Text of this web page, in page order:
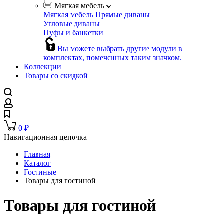
Мягкая мебель
Мягкая мебель Прямые диваны
Угловые диваны
Пуфы и банкетки
Вы можете выбрать другие модули в
комплектах, помеченных таким значком.
Коллекции
Товары со скидкой
0 ₽
Навигационная цепочка
Главная
Каталог
Гостиные
Товары для гостиной
Товары для гостиной